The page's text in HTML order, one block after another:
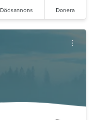
Dödsannons Donera